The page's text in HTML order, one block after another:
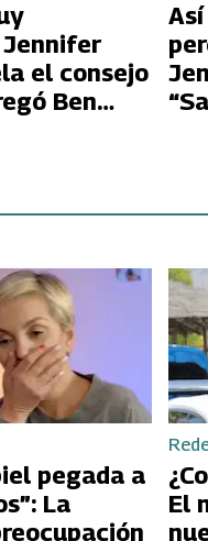
Jennifer
el consejo
Ben
pegada a
La
El